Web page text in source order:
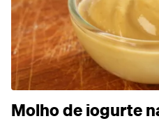
Molho de iogurte